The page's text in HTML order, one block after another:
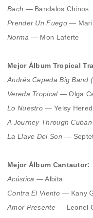
Bach — Bandalos Chinos
Prender Un Fuego—
Norma — Mon Laferte
Mejor Álbum Tropical
Andrés Cepeda Big Band
Vereda Tropical— Olga
Lo Nuestro — Yelsy
A Journey Through Cuban
La Llave Del Son —
Mejor Álbum Cantautor:
Acústica — Albita
Contra El Viento— Kany
Amor Presente— Leonel